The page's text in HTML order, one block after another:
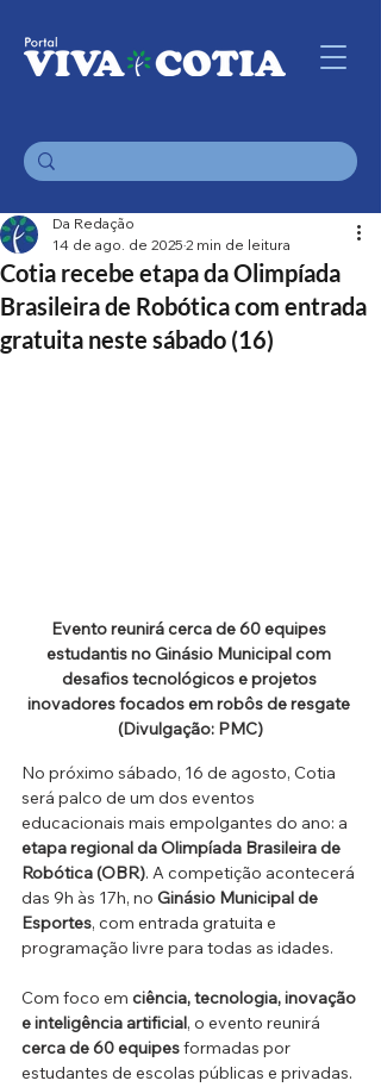
Cotia recebe etapa da Olimpíada
Brasileira de Robótica com entrada
gratuita neste sábado (16)
Da Redação
14 de ago. de 2025 2 min de leitura
Evento reunirá cerca de 60 equipes
estudantis no Ginásio Municipal com
desafios tecnológicos e projetos
inovadores focados em robôs de resgate
(Divulgação: PMC)
No próximo sábado, 16 de agosto, Cotia
será palco de um dos eventos
educacionais mais empolgantes do ano: a
etapa regional da Olimpíada Brasileira de
Robótica (OBR). A competição acontecerá
das 9h às 17h, no Ginásio Municipal de
Esportes, com entrada gratuita e
programação livre para todas as idades.
Com foco em ciência, tecnologia, inovação
e inteligência artificial, o evento reunirá
cerca de 60 equipes formadas por
estudantes de escolas públicas e privadas.